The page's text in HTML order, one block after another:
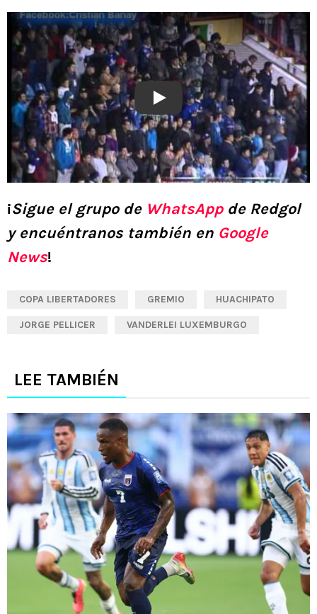
Play
¡Sigue el grupo de WhatsAppde Redgol
y encuéntranos también en Google
News!
COPA LIBERTADORES GREMIO HUACHIPATO
JORGE PELLICER VANDERLEI LUXEMBURGO
LEE TAMBIÉN